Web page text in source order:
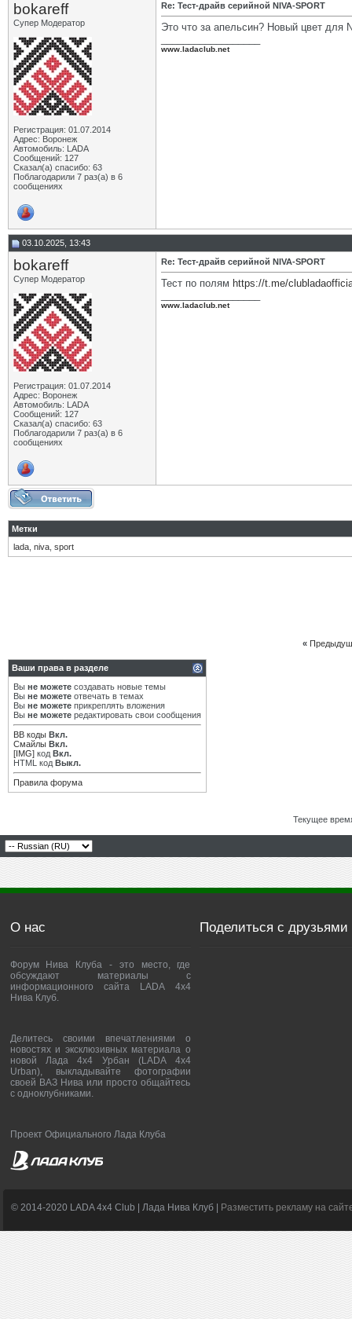
bokareff
Супер Модератор
Регистрация: 01.07.2014
Адрес: Воронеж
Автомобиль: LADA
Сообщений: 127
Сказал(а) спасибо: 63
Поблагодарили 7 раз(а) в 6
сообщениях
Re: Тест-драйв серийной NIVA-SPORT
Это что за апельсин? Новый цвет для
www.ladaclub.net
03.10.2025, 13:43
bokareff
Супер Модератор
Регистрация: 01.07.2014
Адрес: Воронеж
Автомобиль: LADA
Сообщений: 127
Сказал(а) спасибо: 63
Поблагодарили 7 раз(а) в 6
сообщениях
Re: Тест-драйв серийной NIVA-SPORT
Тест по полям https://t.me/
www.ladaclub.net
Метки
lada niva sport
«
Ваши права в разделе
Вы не можете создавать новые темы
Вы не можете отвечать в темах
Вы не можете прикреплять вложения
Вы не можете редактировать свои сообщения
BB коды Вкл.
Смайлы Вкл.
[IMG] код Вкл.
HTML код Выкл.
Правила форума
Текущее
О нас
Форум Нива Клуба - это место, где
обсуждают материалы с
информационного сайта LADA 4x4
Нива Клуб.
Делитесь своими впечатлениями о
новостях и эксклюзивных материала о
новой Лада 4х4 Урбан (LADA 4x4
Urban), выкладывайте фотографии
своей ВАЗ Нива или просто общайтесь
с одноклубниками.
Проект Официального Лада Клуба
Поделиться с друзьями
© 2014-2020 LADA 4x4 Club | Лада Нива Клуб | Разместить рекламу на